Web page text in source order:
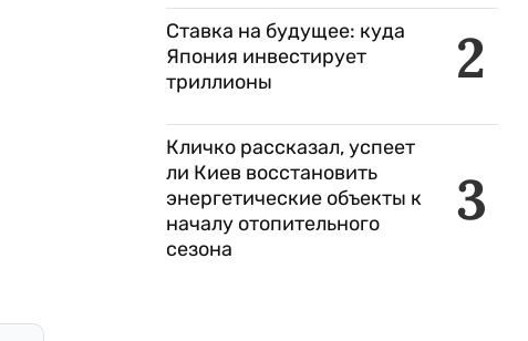
2
Ставка на будущее: куда
Япония инвестирует
триллионы
3
Кличко рассказал, успеет
ли Киев восстановить
энергетические объекты к
началу отопительного
сезона